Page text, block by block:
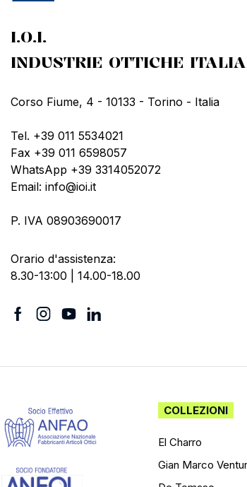
I.O.I.
INDUSTRIE OTTICHE
Corso Fiume, 4 - 10133 - Torino - Italia
Tel. +39 011 5534021
Fax +39 011 6598057
WhatsApp +39 3314052072
Email: info@ioi.it
P. IVA 08903690017
Orario d'assistenza:
8.30-13:00 | 14.00-18.00
COLLEZIONI
El Charro
Gian Marco